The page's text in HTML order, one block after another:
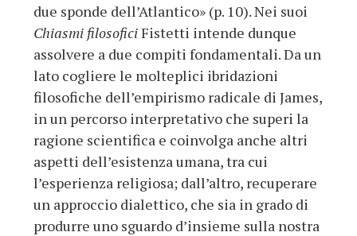
due sponde dell’Atlantico» (p. 10). Nei suoi
Chiasmi filosoficiFistetti intende dunque
assolvere a due compiti fondamentali. Da un
lato cogliere le molteplici ibridazioni
filosofiche dell’empirismo radicale di James,
in un percorso interpretativo che superi la
ragione scientifica e coinvolga anche altri
aspetti dell’esistenza umana, tra cui
l’esperienza religiosa; dall’altro, recuperare
un approccio dialettico, che sia in grado di
produrre uno sguardo d’insieme sulla nostra